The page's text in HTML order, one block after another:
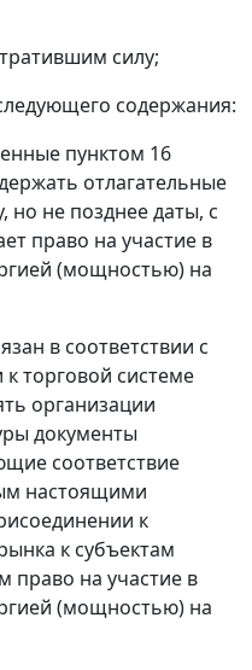
силу;
содержания:
пунктом 16
отлагательные
но не позднее даты, с
право на участие в
(мощностью) на
в соответствии с
торговой системе
организации
документы
соответствие
настоящими
к
к субъектам
право на участие в
(мощностью) на